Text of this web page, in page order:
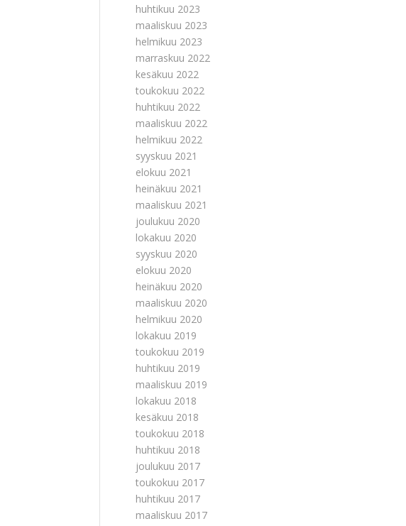
huhtikuu 2023
maaliskuu 2023
helmikuu 2023
marraskuu 2022
kesäkuu 2022
toukokuu 2022
huhtikuu 2022
maaliskuu 2022
helmikuu 2022
syyskuu 2021
elokuu 2021
heinäkuu 2021
maaliskuu 2021
joulukuu 2020
lokakuu 2020
syyskuu 2020
elokuu 2020
heinäkuu 2020
maaliskuu 2020
helmikuu 2020
lokakuu 2019
toukokuu 2019
huhtikuu 2019
maaliskuu 2019
lokakuu 2018
kesäkuu 2018
toukokuu 2018
huhtikuu 2018
joulukuu 2017
toukokuu 2017
huhtikuu 2017
maaliskuu 2017